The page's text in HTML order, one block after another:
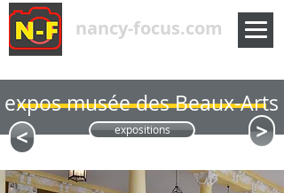
nancy-focus.com
expos musée des Beaux-Arts
expositions <
<